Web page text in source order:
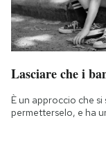
Lasciare che i
È un approccio che
permetterselo, e ha